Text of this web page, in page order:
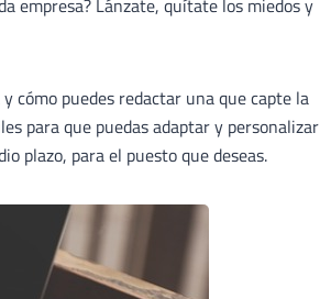
empresa? Lánzate, quítate los miedos y
cómo puedes redactar una que capte la
para que puedas adaptar y personalizar
plazo, para el puesto que deseas.